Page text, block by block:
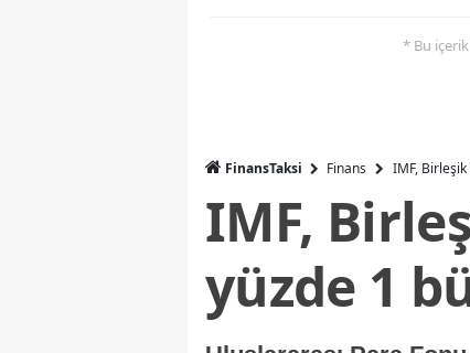
* Bu
FinansTaksi Finans IMF,
IMF,
yüzde 1